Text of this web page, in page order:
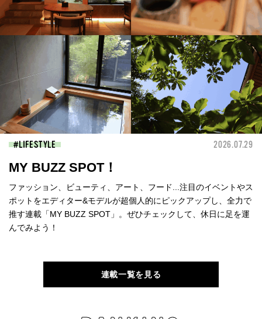
LIFESTYLE 2026.07.29
MY BUZZ SPOT！
ファッション、ビューティ、アート、フード...注目のイベントやス
ポットをエディター&モデルが超個人的にピックアップし、全力で
推す連載「MY BUZZ SPOT」。ぜひチェックして、休日に足を運
んでみよう！
連載一覧を見る